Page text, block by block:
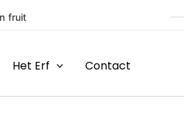
(H)eerlijke
Het Erf Contact